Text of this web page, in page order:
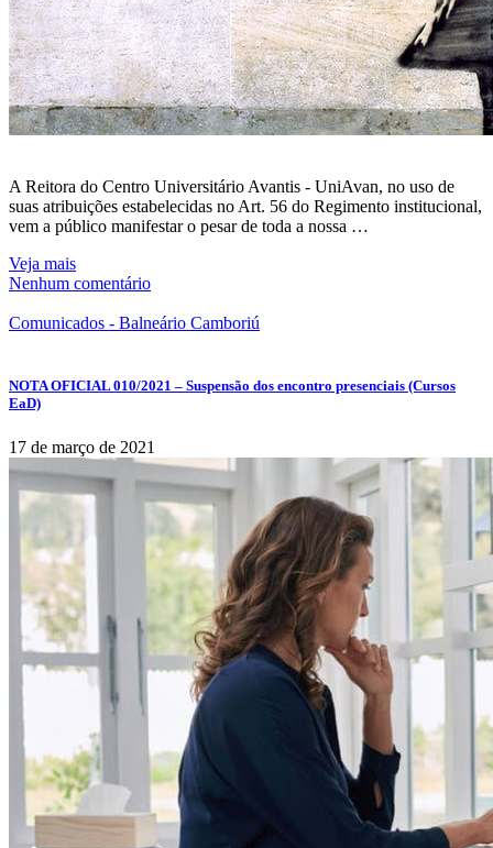
A Reitora do Centro Universitário Avantis - UniAvan, no uso de
suas atribuições estabelecidas no Art. 56 do Regimento institucional,
vem a público manifestar o pesar de toda a nossa …
Veja mais
Nenhum comentário
Comunicados - Balneário Camboriú
NOTA OFICIAL 010/2021 – Suspensão dos encontro presenciais (Cursos
EaD)
17 de março de 2021